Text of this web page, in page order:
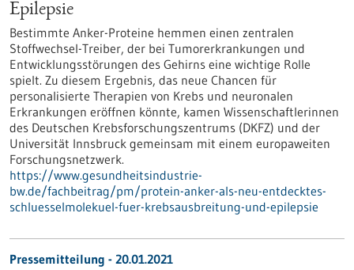
Epilepsie
Bestimmte Anker-Proteine hemmen einen zentralen
Stoffwechsel-Treiber, der bei Tumorerkrankungen und
Entwicklungsstörungen des Gehirns eine wichtige Rolle
spielt. Zu diesem Ergebnis, das neue Chancen für
personalisierte Therapien von Krebs und neuronalen
Erkrankungen eröffnen könnte, kamen Wissenschaftlerinnen
des Deutschen Krebsforschungszentrums (DKFZ) und der
Universität Innsbruck gemeinsam mit einem europaweiten
Forschungsnetzwerk.
https://www.gesundheitsindustrie-
bw.de/fachbeitrag/pm/protein-anker-als-neu-entdecktes-
schluesselmolekuel-fuer-krebsausbreitung-und-epilepsie
Pressemitteilung - 20.01.2021